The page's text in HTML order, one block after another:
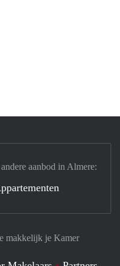
makkelijk je Kamer
aanbod in Almere: